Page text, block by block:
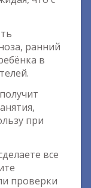
ранний
в
при
все
проверки